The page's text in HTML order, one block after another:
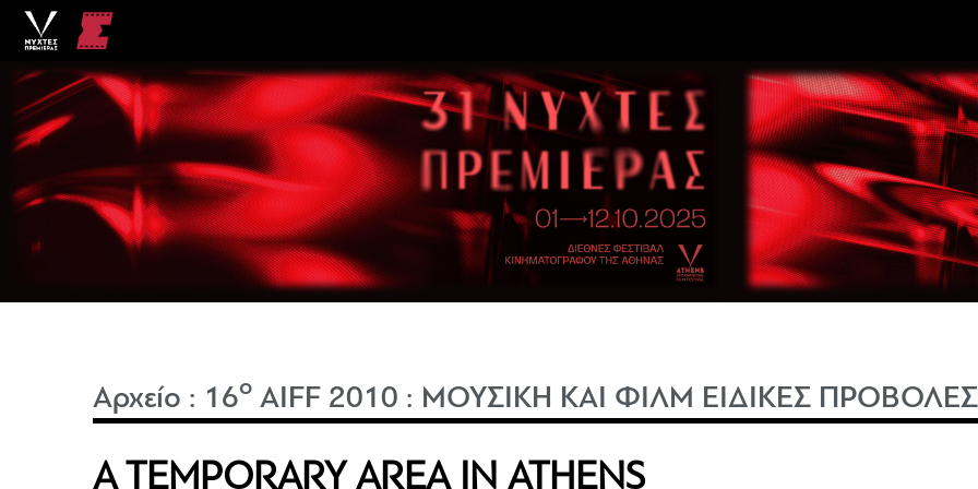
Αρχείο : 16o AIFF 2010 : ΜΟΥΣΙΚΗ ΚΑΙ ΦΙΛΜ ΕΙΔΙΚΕΣ ΠΡΟΒΟΛΕΣ
A TEMPORARY AREA IN ATHENS